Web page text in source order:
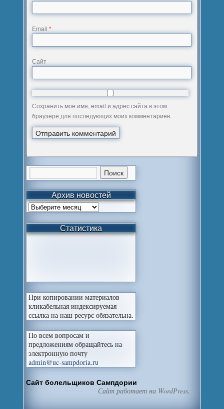
Email*
Сайт
Сохранить моё имя, email и адрес сайта в этом
браузере для последующих моих комментариев.
Архив новостей
Статистика
При копировании материалов
кликабельная индексируемая
ссылка на наш ресурс обязательна.
По всем вопросам и
предложениям обращайтесь на
электронную почту
admin@uc-sampdoria.ru
Сайт болельщиков Сампдории
Сайт работает на WordPress.